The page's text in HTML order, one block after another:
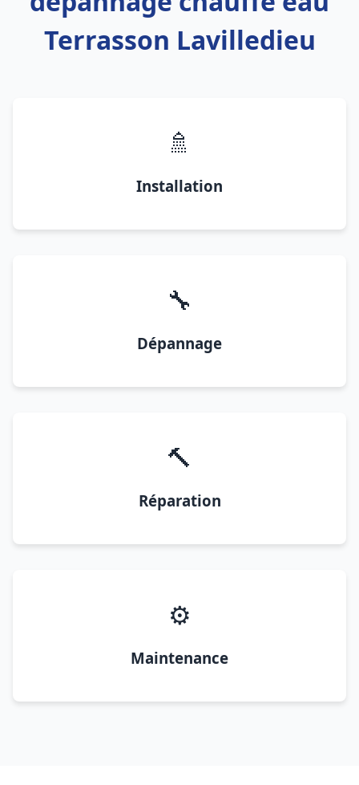
Terrasson Lavilledieu
🚿
Installation
🔧
Dépannage
🔨
Réparation
⚙️
Maintenance